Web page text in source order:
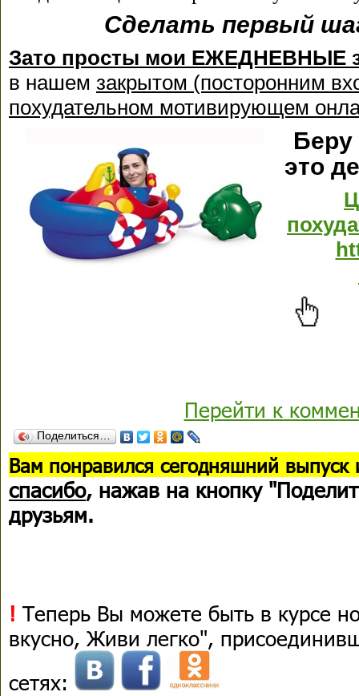
Сделать первый
Зато просты мои ЕЖЕДНЕВНЫЕ
в нашем закрытом (посторонним
похудательном мотивирующем
Беру
это
Перейти к
Поделиться…
Вам понравился сегодняшний выпуск
спасибо, нажав на кнопку
друзьям.
! Теперь Вы можете быть в курсе
вкусно, Живи легко",
сетях: